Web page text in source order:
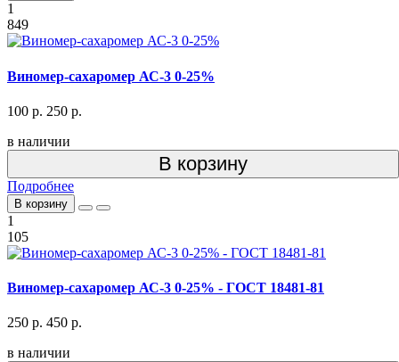
1
849
Виномер-сахаромер АС-3 0-25%
100 р. 250 р.
в наличии
В корзину
Подробнее
В корзину
1
105
Виномер-сахаромер АС-3 0-25% - ГОСТ 18481-81
250 р. 450 р.
в наличии